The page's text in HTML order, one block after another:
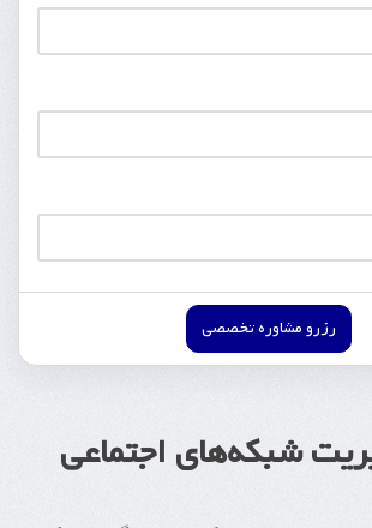
رزرو مشاوره تخصصی
شبکه‌های اجتماعی